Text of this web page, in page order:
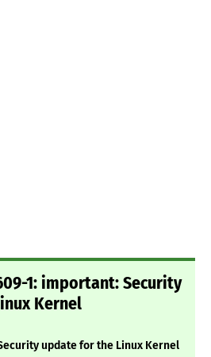
1: important: Security
Kernel
update for the Linux Kernel